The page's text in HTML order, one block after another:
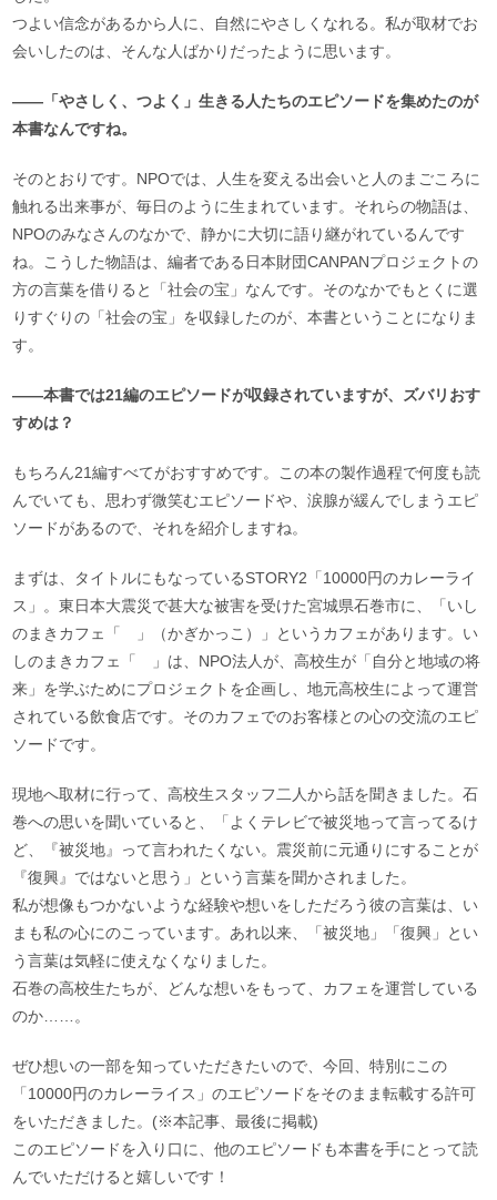
つよい信念があるから人に、自然にやさしくなれる。私が取材でお
会いしたのは、そんな人ばかりだったように思います。
――「やさしく、つよく」生きる人たちのエピソードを集めたのが
本書なんですね。
そのとおりです。NPOでは、人生を変える出会いと人のまごころに
触れる出来事が、毎日のように生まれています。それらの物語は、
NPOのみなさんのなかで、静かに大切に語り継がれているんです
ね。こうした物語は、編者である日本財団CANPANプロジェクトの
方の言葉を借りると「社会の宝」なんです。そのなかでもとくに選
りすぐりの「社会の宝」を収録したのが、本書ということになりま
す。
――本書では21編のエピソードが収録されていますが、ズバリおす
すめは？
もちろん21編すべてがおすすめです。この本の製作過程で何度も読
んでいても、思わず微笑むエピソードや、涙腺が緩んでしまうエピ
ソードがあるので、それを紹介しますね。
まずは、タイトルにもなっているSTORY2「10000円のカレーライ
ス」。東日本大震災で甚大な被害を受けた宮城県石巻市に、「いし
のまきカフェ「 」（かぎかっこ）」というカフェがあります。い
しのまきカフェ「 」は、NPO法人が、高校生が「自分と地域の将
来」を学ぶためにプロジェクトを企画し、地元高校生によって運営
されている飲食店です。そのカフェでのお客様との心の交流のエピ
ソードです。
現地へ取材に行って、高校生スタッフ二人から話を聞きました。石
巻への思いを聞いていると、「よくテレビで被災地って言ってるけ
ど、『被災地』って言われたくない。震災前に元通りにすることが
『復興』ではないと思う」という言葉を聞かされました。
私が想像もつかないような経験や想いをしただろう彼の言葉は、い
まも私の心にのこっています。あれ以来、「被災地」「復興」とい
う言葉は気軽に使えなくなりました。
石巻の高校生たちが、どんな想いをもって、カフェを運営している
のか……。
ぜひ想いの一部を知っていただきたいので、今回、特別にこの
「10000円のカレーライス」のエピソードをそのまま転載する許可
をいただきました。(※本記事、最後に掲載)
このエピソードを入り口に、他のエピソードも本書を手にとって読
んでいただけると嬉しいです！